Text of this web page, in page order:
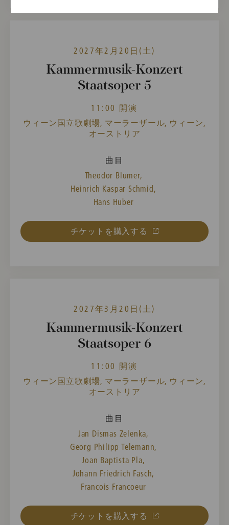
2027年2月20日(土)
Kammermusik-Konzert
Staatsoper 5
11:00 開演
ウィーン国立歌劇場, マーラーザール, ウィーン,
オーストリア
曲目
Theodor Blumer,
Heinrich Kaspar Schmid,
Hans Huber
チケットを購入する
2027年3月20日(土)
Kammermusik-Konzert
Staatsoper 6
11:00 開演
ウィーン国立歌劇場, マーラーザール, ウィーン,
オーストリア
曲目
Jan Dismas Zelenka,
Georg Philipp Telemann,
Joan Baptista Pla,
Johann Friedrich Fasch,
Francois Francoeur
チケットを購入する